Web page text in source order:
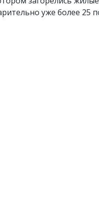
уже более 25